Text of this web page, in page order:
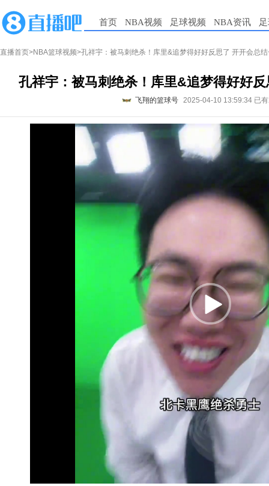
首页 NBA视频 足球视频 NBA资讯
直播首页>NBA篮球视频>孔祥宇：被马刺绝杀！库里&追梦得好好反思了 开开会总
孔祥宇：被马刺绝杀！库里&追梦得好好
飞翔的篮球号 2025-04-10 13:59:34 已